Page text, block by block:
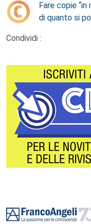
Fare copie
di quanto si
Condividi :